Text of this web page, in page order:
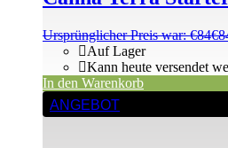
Ursprünglicher Preis war: €84€
Auf Lager
Kann heute versendet
In den Warenkorb
ANGEBOT